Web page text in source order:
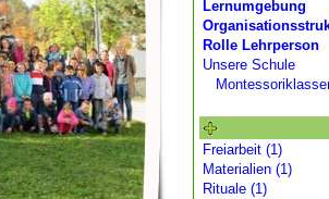
Lernumgebung
Rolle Lehrperson
Unsere Schule
Freiarbeit (1)
Materialien (1)
Rituale (1)